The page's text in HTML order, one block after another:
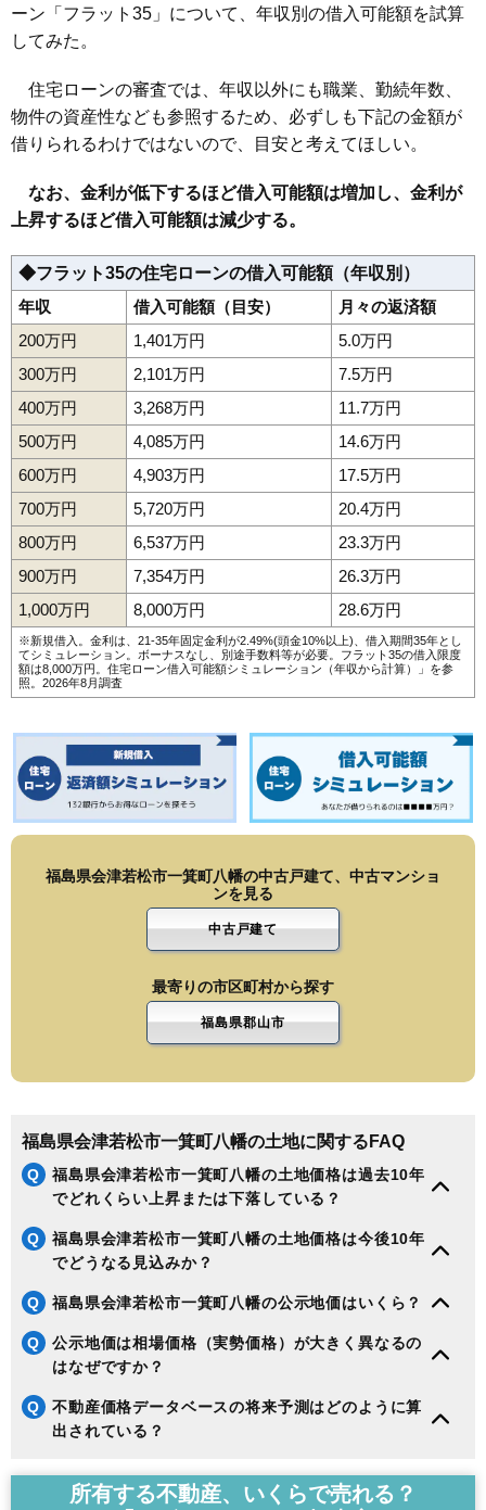
ーン「フラット35」について、年収別の借入可能額を試算
してみた。
住宅ローンの審査では、年収以外にも職業、勤続年数、
物件の資産性なども参照するため、必ずしも下記の金額が
借りられるわけではないので、目安と考えてほしい。
なお、金利が低下するほど借入可能額は増加し、金利が
上昇するほど借入可能額は減少する。
◆フラット35の住宅ローンの借入可能額（年収別）
年収
借入可能額（目安）
月々の返済額
200万円
1,401万円
5.0万円
300万円
2,101万円
7.5万円
400万円
3,268万円
11.7万円
500万円
4,085万円
14.6万円
600万円
4,903万円
17.5万円
700万円
5,720万円
20.4万円
800万円
6,537万円
23.3万円
900万円
7,354万円
26.3万円
1,000万円
8,000万円 28.6万円
※新規借入。金利は、21-35年固定金利が2.49%(頭金10%以上)、借入期間35年とし
てシミュレーション。ボーナスなし、別途手数料等が必要。フラット35の借入限度
額は8,000万円。 住宅ローン借入可能額シミュレーション（年収から計算）
」を参
照。2026年8月調査
福島県会津若松市一箕町八幡の中古戸建て、中古マンショ
ンを見る
中古戸建て
最寄りの市区町村から探す
福島県郡山市
福島県会津若松市一箕町八幡の土地に関するFAQ
Q
福島県会津若松市一箕町八幡の土地価格は過去10年
でどれくらい上昇または下落している？
Q
福島県会津若松市一箕町八幡の土地価格は今後10年
でどうなる見込みか？
Q 福島県会津若松市一箕町八幡の公示地価はいくら？
Q
公示地価は相場価格（実勢価格）が大きく異なるの
はなぜですか？
Q
不動産価格データベースの将来予測はどのように算
出されている？
所有する不動産、いくらで売れる？